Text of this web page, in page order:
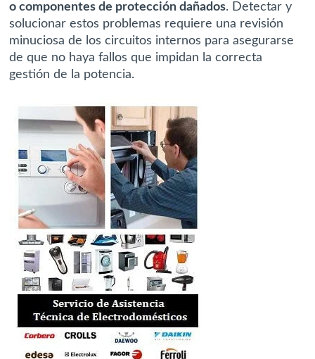
o componentes de protección dañados. Detectar y
solucionar estos problemas requiere una revisión
minuciosa de los circuitos internos para asegurarse
de que no haya fallos que impidan la correcta
gestión de la potencia.